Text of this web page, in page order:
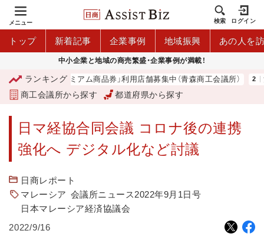
メニュー 検索 ログイン
トップ 新着記事 企業事例 地域振興 あの人を
中小企業と地域の商売繁盛・企業事例が満載！
ランキング
「青森市プレミアム商品券」利用店舗募集中（青森商工会議所） 河
商工会議所から探す 都道府県から探す
日マ経協合同会議 コロナ後の連携
強化へ デジタル化など討議
日商レポート
マレーシア 会議所ニュース2022年9月1日号
日本マレーシア経済協議会
2022/9/16